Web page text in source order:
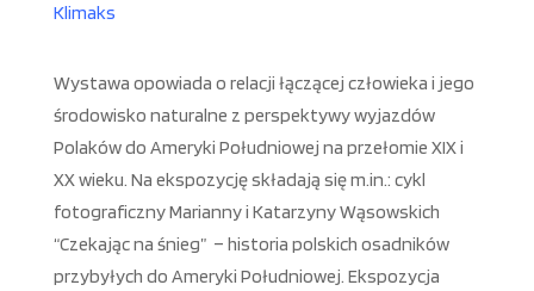
Klimaks
Wystawa opowiada o relacji łączącej człowieka i jego
środowisko naturalne z perspektywy wyjazdów
Polaków do Ameryki Południowej na przełomie XIX i
XX wieku. Na ekspozycję składają się m.in.: cykl
fotograficzny Marianny i Katarzyny Wąsowskich
“Czekając na śnieg” – historia polskich osadników
przybyłych do Ameryki Południowej. Ekspozycja